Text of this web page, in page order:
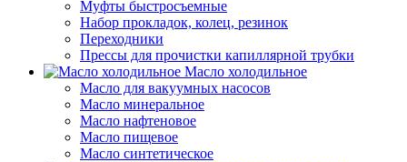
Муфты быстросъемные
Набор прокладок, колец, резинок
Переходники
Прессы для прочистки капиллярной трубки
Масло холодильное
Масло для вакуумных насосов
Масло минеральное
Масло нафтеновое
Масло пищевое
Масло синтетическое